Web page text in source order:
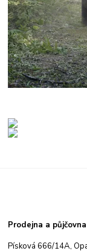
Prodejna a
Písková 666/14A,